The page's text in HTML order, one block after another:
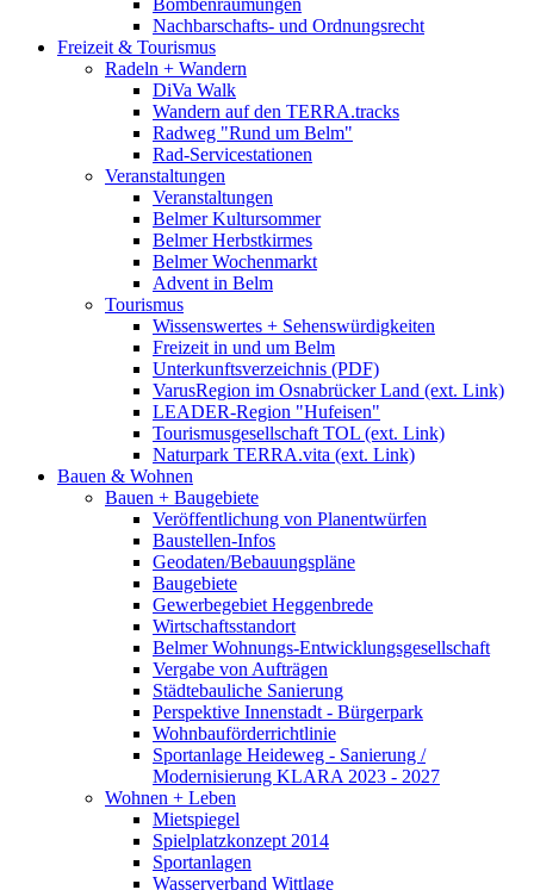
Nachbarschafts- und Ordnungsrecht
Freizeit & Tourismus
Radeln + Wandern
DiVa Walk
Wandern auf den TERRA.tracks
Radweg "Rund um Belm"
Rad-Servicestationen
Veranstaltungen
Veranstaltungen
Belmer Kultursommer
Belmer Herbstkirmes
Belmer Wochenmarkt
Advent in Belm
Tourismus
Wissenswertes + Sehenswürdigkeiten
Freizeit in und um Belm
Unterkunftsverzeichnis (PDF)
VarusRegion im Osnabrücker Land (ext. Link)
LEADER-Region "Hufeisen"
Tourismusgesellschaft TOL (ext. Link)
Naturpark TERRA.vita (ext. Link)
Bauen & Wohnen
Bauen + Baugebiete
Veröffentlichung von Planentwürfen
Baustellen-Infos
Geodaten/Bebauungspläne
Baugebiete
Gewerbegebiet Heggenbrede
Wirtschaftsstandort
Belmer Wohnungs-Entwicklungsgesellschaft
Vergabe von Aufträgen
Städtebauliche Sanierung
Perspektive Innenstadt - Bürgerpark
Wohnbauförderrichtlinie
Sportanlage Heideweg - Sanierung /
Modernisierung KLARA 2023 - 2027
Wohnen + Leben
Mietspiegel
Spielplatzkonzept 2014
Sportanlagen
Wasserverband Wittlage